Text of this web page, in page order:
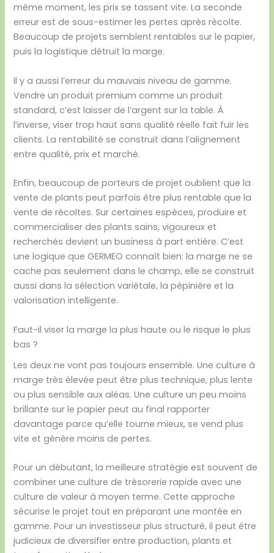
même moment, les prix se tassent vite. La seconde
erreur est de sous-estimer les pertes après récolte.
Beaucoup de projets semblent rentables sur le papier,
puis la logistique détruit la marge.
Il y a aussi l’erreur du mauvais niveau de gamme.
Vendre un produit premium comme un produit
standard, c’est laisser de l’argent sur la table. À
l’inverse, viser trop haut sans qualité réelle fait fuir les
clients. La rentabilité se construit dans l’alignement
entre qualité, prix et marché.
Enfin, beaucoup de porteurs de projet oublient que la
vente de plants peut parfois être plus rentable que la
vente de récoltes. Sur certaines espèces, produire et
commercialiser des plants sains, vigoureux et
recherchés devient un business à part entière. C’est
une logique que GERMEO connaît bien: la marge ne se
cache pas seulement dans le champ, elle se construit
aussi dans la sélection variétale, la pépinière et la
valorisation intelligente.
Faut-il viser la marge la plus haute ou le risque le plus
bas ?
Les deux ne vont pas toujours ensemble. Une culture à
marge très élevée peut être plus technique, plus lente
ou plus sensible aux aléas. Une culture un peu moins
brillante sur le papier peut au final rapporter
davantage parce qu’elle tourne mieux, se vend plus
vite et génère moins de pertes.
Pour un débutant, la meilleure stratégie est souvent de
combiner une culture de trésorerie rapide avec une
culture de valeur à moyen terme. Cette approche
sécurise le projet tout en préparant une montée en
gamme. Pour un investisseur plus structuré, il peut être
judicieux de diversifier entre production, plants et